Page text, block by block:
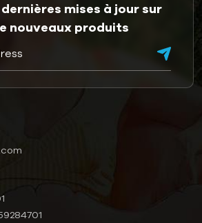
mises à jour sur
nouveaux produits